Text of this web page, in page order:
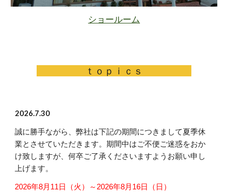
ショールーム
ｔｏｐｉｃｓ
2026.7.30
誠に勝手ながら、弊社は下記の期間につきまして夏季休
業とさせていただきます。期間中はご不便ご迷惑をおか
け致しますが、何卒ご了承くださいますようお願い申し
上げます。
2026年8月11日（火）～2026年8月16日（日）